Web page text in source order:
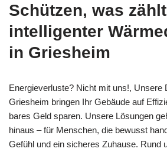
Schützen, was
intelligenter
in Griesheim
Energieverluste? Nicht mit uns!, Unsere
Griesheim bringen Ihr Gebäude auf
bares Geld sparen. Unsere Lösungen
hinaus – für Menschen, die bewusst
Gefühl und ein sicheres Zuhause. Rund